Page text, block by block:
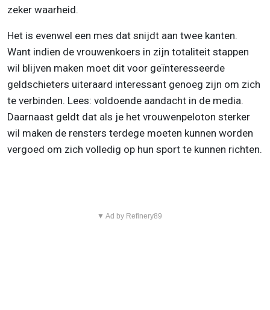
zeker waarheid.
Het is evenwel een mes dat snijdt aan twee kanten.
Want indien de vrouwenkoers in zijn totaliteit stappen
wil blijven maken moet dit voor geïnteresseerde
geldschieters uiteraard interessant genoeg zijn om zich
te verbinden. Lees: voldoende aandacht in de media.
Daarnaast geldt dat als je het vrouwenpeloton sterker
wil maken de rensters terdege moeten kunnen worden
vergoed om zich volledig op hun sport te kunnen richten.
▼ Ad by Refinery89